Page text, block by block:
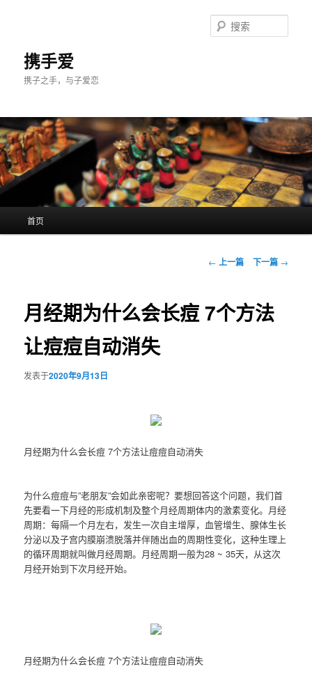
携手爱
携子之手，与子爱恋
索
首页
文
航
← 上一篇 下一篇 →
月经期为什么会长痘 7个方法
让痘痘自动消失
发表于2020年9月13日
月经期为什么会长痘 7个方法让痘痘自动消失
为什么痘痘与”老朋友”会如此亲密呢？要想回答这个问题，我们首
先要看一下月经的形成机制及整个月经周期体内的激素变化。月经
周期：每隔一个月左右，发生一次自主增厚，血管增生、腺体生长
分泌以及子宫内膜崩溃脱落并伴随出血的周期性变化，这种生理上
的循环周期就叫做月经周期。月经周期一般为28 ~ 35天，从这次
月经开始到下次月经开始。
月经期为什么会长痘 7个方法让痘痘自动消失